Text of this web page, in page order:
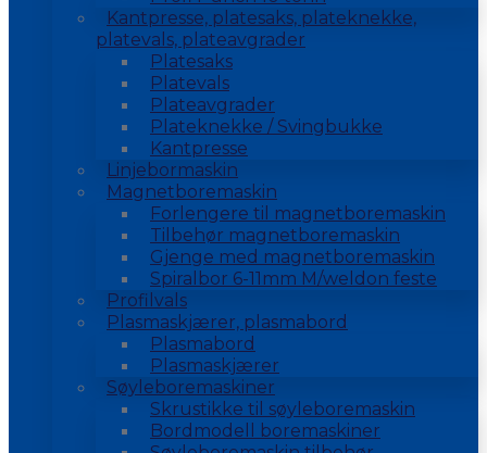
Kantpresse, platesaks, plateknekke,
platevals, plateavgrader
Platesaks
Platevals
Plateavgrader
Plateknekke / Svingbukke
Kantpresse
Linjebormaskin
Magnetboremaskin
Forlengere til magnetboremaskin
Tilbehør magnetboremaskin
Gjenge med magnetboremaskin
Spiralbor 6-11mm M/weldon feste
Profilvals
Plasmaskjærer, plasmabord
Plasmabord
Plasmaskjærer
Søyleboremaskiner
Skrustikke til søyleboremaskin
Bordmodell boremaskiner